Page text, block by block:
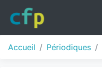
Accueil Périodiques